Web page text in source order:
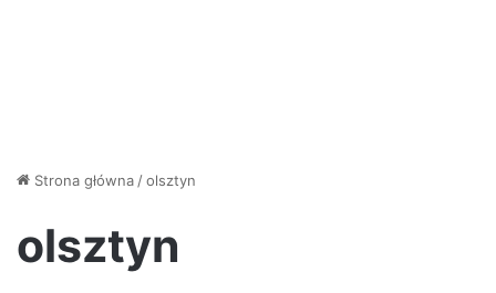
Strona główna /olsztyn
olsztyn